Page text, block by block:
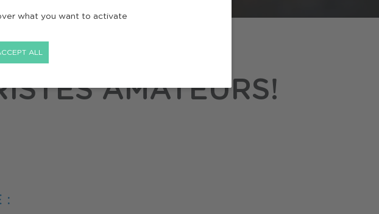
what you want to activate
ALL
TOURNÉE :
AMATEURS!
: